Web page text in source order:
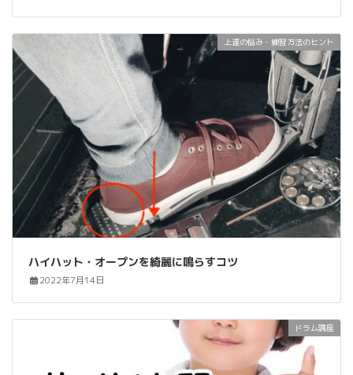
上達の悩み・練習方法のヒント
ハイハット・オープンを綺麗に鳴らすコツ
2022年7月14日
ドラム講座